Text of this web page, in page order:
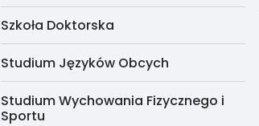
Szkoła Doktorska
Studium Języków Obcych
Studium Wychowania Fizycznego i
Sportu